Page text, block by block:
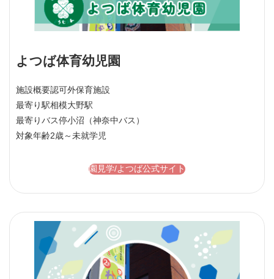
よつば体育幼児園
施設概要認可外保育施設
最寄り駅相模大野駅
最寄りバス停小沼（神奈中バス）
対象年齢2歳～未就学児
園見学/よつば公式サイト